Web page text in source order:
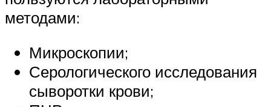
методами:
Микроскопии;
Серологического исследования
сыворотки крови;